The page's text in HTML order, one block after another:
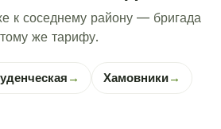
к соседнему району — бригада
же тарифу.
→ Хамовники→